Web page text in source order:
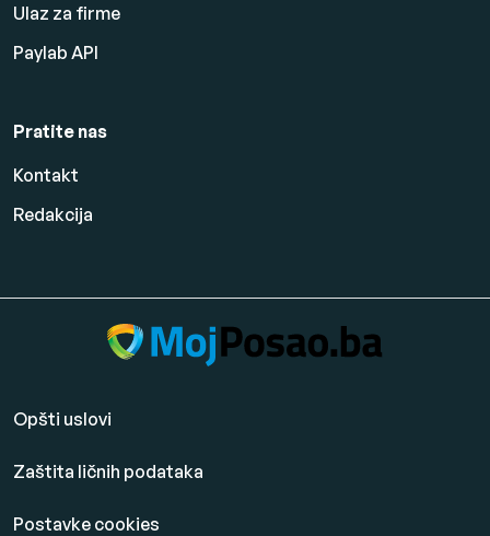
Ulaz za firme
Paylab API
Pratite nas
Kontakt
Redakcija
Opšti uslovi
Zaštita ličnih podataka
Postavke cookies